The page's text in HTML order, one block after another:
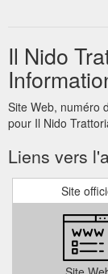
Il Nido
Site Web, numéro
pour Il Nido
Liens vers
Site